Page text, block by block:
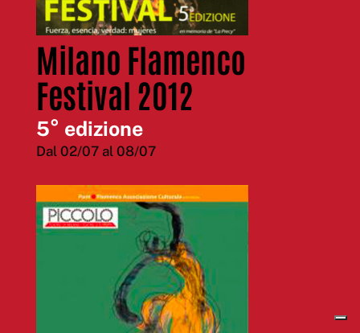
Milano Flamenco
Festival 2012
5° edizione
Dal 02/07 al 08/07